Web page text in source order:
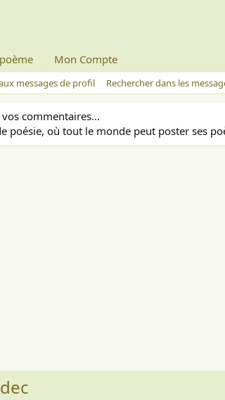
Mon Compte
messages de profil Rechercher dans les
commentaires...
poésie, où tout le monde peut poster ses